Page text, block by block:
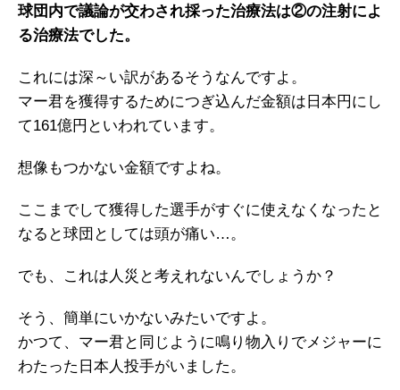
球団内で議論が交わされ採った治療法は②の注射によ
る治療法でした。
これには深～い訳があるそうなんですよ。
マー君を獲得するためにつぎ込んだ金額は日本円にし
て161億円といわれています。
想像もつかない金額ですよね。
ここまでして獲得した選手がすぐに使えなくなったと
なると球団としては頭が痛い…。
でも、これは人災と考えれないんでしょうか？
そう、簡単にいかないみたいですよ。
かつて、マー君と同じように鳴り物入りでメジャーに
わたった日本人投手がいました。